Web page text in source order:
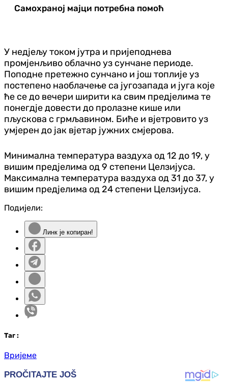
Самохраној мајци потребна помоћ
У недјељу током јутра и пријеподнева
промјенљиво облачно уз сунчане периоде.
Поподне претежно сунчано и још топлије уз
постепено наоблачење са југозапада и југа које
ће се до вечери ширити ка свим предјелима те
понегдје довести до пролазне кише или
пљускова с грмљавином. Биће и вјетровито уз
умјерен до јак вјетар јужних смјерова.
Минимална температура ваздуха од 12 до 19, у
вишим предјелима од 9 степени Целзијуса.
Максимална температура ваздуха од 31 до 37, у
вишим предјелима од 24 степени Целзијуса.
Подијели:
Линк је копиран!
Таг :
Вријеме